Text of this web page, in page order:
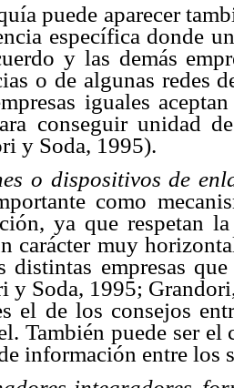
puede aparecer
específica donde
y las demás
o de algunas redes
iguales
conseguir unidad
y Soda, 1995).
o dispositivos de
como
ya que respetan
carácter muy
distintas empresas
y Soda, 1995;
el de los consejos
También puede ser el
información entre los